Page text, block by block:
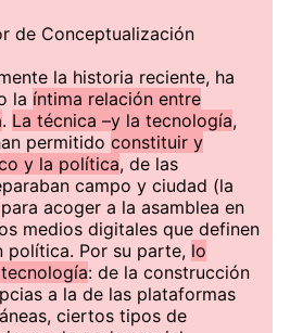
de Conceptualización
la historia reciente, ha
la íntima relación entre
. La técnica –y la tecnología,
permitido constituir y
y la política, de las
campo y ciudad (la
acoger a la asamblea en
medios digitales que definen
política. Por su parte, lo
: de la construcción
a la de las plataformas
ciertos tipos de